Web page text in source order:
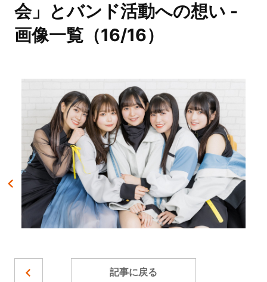
会」とバンド活動への想い -
画像一覧（16/16）
記事に戻る